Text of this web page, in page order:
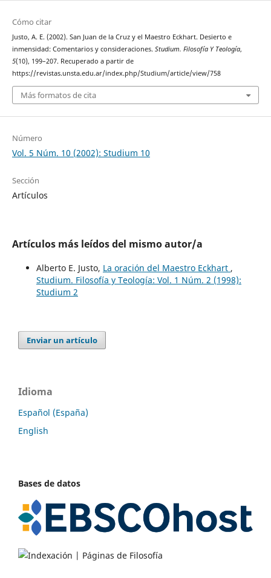
Cómo citar
Justo, A. E. (2002). San Juan de la Cruz y el Maestro Eckhart. Desierto e
inmensidad: Comentarios y consideraciones. Studium. Filosofía Y Teología,
5(10), 199–207. Recuperado a partir de
https://revistas.unsta.edu.ar/index.php/Studium/article/view/758
Más formatos de cita
Número
Vol. 5 Núm. 10 (2002): Studium 10
Sección
Artículos
Artículos más leídos del mismo autor/a
Alberto E. Justo, La oración del Maestro Eckhart ,
Studium. Filosofía y Teología: Vol. 1 Núm. 2 (1998):
Studium 2
Enviar un artículo
Idioma
Español (España)
English
Bases de datos